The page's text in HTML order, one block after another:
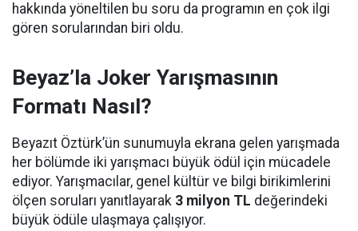
hakkında yöneltilen bu soru da programın en çok ilgi
gören sorularından biri oldu.
Beyaz’la Joker Yarışmasının
Formatı Nasıl?
Beyazıt Öztürk’ün sunumuyla ekrana gelen yarışmada
her bölümde iki yarışmacı büyük ödül için mücadele
ediyor. Yarışmacılar, genel kültür ve bilgi birikimlerini
ölçen soruları yanıtlayarak 3 milyon TL değerindeki
büyük ödüle ulaşmaya çalışıyor.